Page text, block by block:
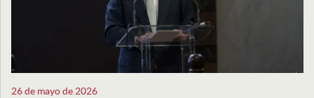
26 de mayo de 2026